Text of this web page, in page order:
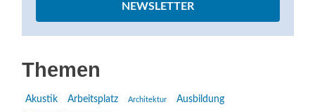
NEWSLETTER
Themen
Akustik Arbeitsplatz Architektur Ausbildung